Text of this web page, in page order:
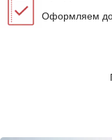
Оформляем